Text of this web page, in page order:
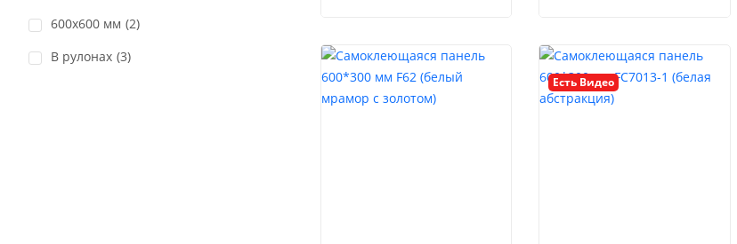
Есть Видео
600х600 мм (2)
В рулонах (3)